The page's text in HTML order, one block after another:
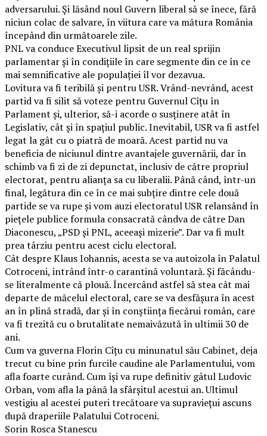
adversarului. Și lăsând noul Guvern liberal să se înece, fără
niciun colac de salvare, în viitura care va mătura România
începând din următoarele zile.
PNL va conduce Executivul lipsit de un real sprijin
parlamentar și în condițiile în care segmente din ce în ce
mai semnificative ale populației îl vor dezavua.
Lovitura va fi teribilă și pentru USR. Vrând-nevrând, acest
partid va fi silit să voteze pentru Guvernul Cîțu în
Parlament și, ulterior, să-i acorde o susținere atât în
Legislativ, cât și în spațiul public. Inevitabil, USR va fi astfel
legat la gât cu o piatră de moară. Acest partid nu va
beneficia de niciunul dintre avantajele guvernării, dar în
schimb va fi zi de zi depunctat, inclusiv de către propriul
electorat, pentru alianța sa cu liberalii. Până când, într-un
final, legătura din ce în ce mai subțire dintre cele două
partide se va rupe și vom auzi electoratul USR relansând în
piețele publice formula consacrată cândva de către Dan
Diaconescu, „PSD și PNL, aceeași mizerie”. Dar va fi mult
prea târziu pentru acest ciclu electoral.
Cât despre Klaus Iohannis, acesta se va autoizola în Palatul
Cotroceni, intrând într-o carantină voluntară. Și făcându-
se literalmente că plouă. Încercând astfel să stea cât mai
departe de măcelul electoral, care se va desfășura în acest
an în plină stradă, dar și în conștiința fiecărui român, care
va fi trezită cu o brutalitate nemaivăzută în ultimii 30 de
ani.
Cum va guverna Florin Cîțu cu minunatul său Cabinet, deja
trecut cu bine prin furcile caudine ale Parlamentului, vom
afla foarte curând. Cum își va rupe definitiv gâtul Ludovic
Orban, vom afla la până la sfârșitul acestui an. Ultimul
vestigiu al acestei puteri trecătoare va supraviețui ascuns
după draperiile Palatului Cotroceni.
Sorin Rosca Stanescu